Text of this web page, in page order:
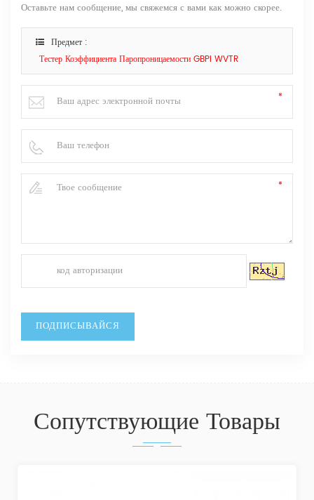
Оставьте нам сообщение, мы свяжемся с вами как можно скорее.
Предмет :
Тестер Коэффициента Паропроницаемости GBPI WVTR
Сопутствующие Товары